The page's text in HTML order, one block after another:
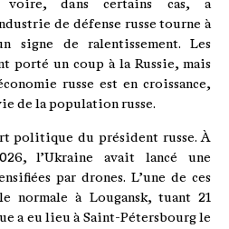
voire, dans certains cas, a
de défense russe tourne à
signe de ralentissement. Les
porté un coup à la Russie, mais
russe est en croissance,
de la population russe.
politique du président russe. À
l’Ukraine avait lancé une
par drones. L’une de ces
normale à Lougansk, tuant 21
a eu lieu à Saint-Pétersbourg le